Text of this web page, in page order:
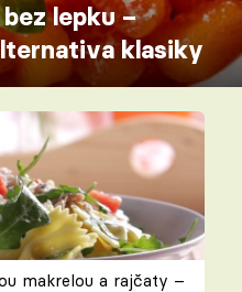
lepku –
klasiky
makrelou a rajčaty –